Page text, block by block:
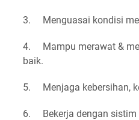
3. Menguasai kondisi
4. Mampu merawat &
baik.
5. Menjaga kebersihan,
6. Bekerja dengan sistim